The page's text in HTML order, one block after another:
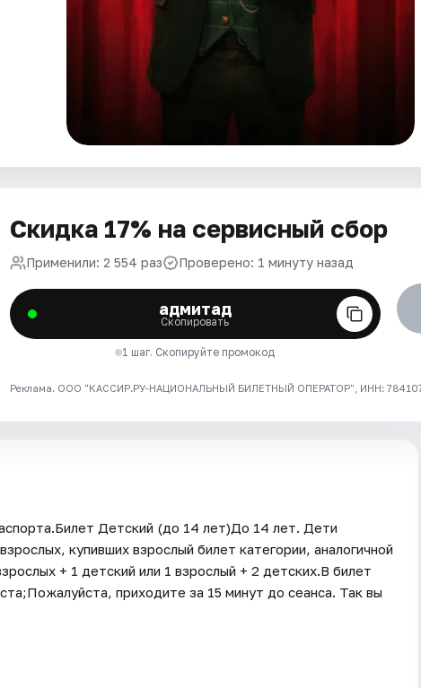
Скидка 17% на сервисный сбор
Применили: 2 554 раз Проверено: 1 минуту назад
адмитад
Скопировать
1 шаг. Скопируйте промокод
Реклама. ООО "КАССИР.РУ-НАЦИОНАЛЬНЫЙ БИЛЕТНЫЙ ОПЕРАТОР", ИНН:
Детский (до 14 лет)До 14 лет. Дети
купивших взрослый билет категории, аналогичной
+ 1 детский или 1 взрослый + 2 детских.В билет
приходите за 15 минут до сеанса. Так вы